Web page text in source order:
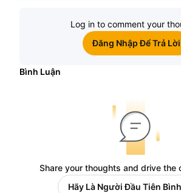
Log in to comment your
Đăng Nhập Để Trả Lời
Bình Luận
Share your thoughts and drive the
Hãy Là Người Đầu Tiên